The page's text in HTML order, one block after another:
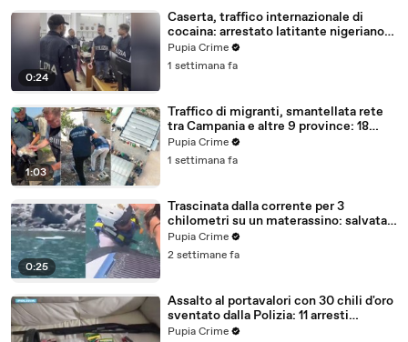
0:24
Caserta, traffico internazionale di
cocaina: arrestato latitante nigeriano
ricercato dal 2019 (28.07.26)
Pupia Crime
1 settimana fa
1:03
Traffico di migranti, smantellata rete
tra Campania e altre 9 province: 18
arresti (27.07.26)
Pupia Crime
1 settimana fa
0:25
Trascinata dalla corrente per 3
chilometri su un materassino: salvata
dalla Polizia (25.07.26)
Pupia Crime
2 settimane fa
Assalto al portavalori con 30 chili d'oro
sventato dalla Polizia: 11 arresti
(25.07.26)
Pupia Crime